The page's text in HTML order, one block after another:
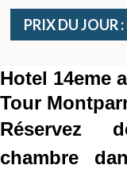
PRIX DU JOUR
Hotel 14eme
Tour
Réservez
chambre